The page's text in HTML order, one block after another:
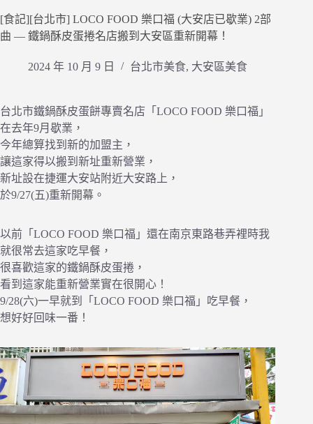
[食記][台北市] LOCO FOOD 樂口福 (大安店已歇業) 2部
曲 — 鐵鍋酥皮蛋捲名店搬到大安區重新開幕！
2024 年 10 月 9 日 台北市美食, 大安區美食
台北市鐵鍋酥皮蛋餅專賣名店「LOCO FOOD 樂口福」
在去年9月歇業，
今年總算找到新的加盟主，
讓這家得以搬到新址重新營業，
新址設在捷運大安站附近大安路上，
於9/27(五)重新開幕。
以前「LOCO FOOD 樂口福」還在南京東路巷弄裡時我
就很常去這家吃早餐，
很喜歡這家的鐵鍋酥皮蛋捲，
看到這家能重新營業實在很開心！
9/28(六)一早就到「LOCO FOOD 樂口福」吃早餐，
想好好回味一番！